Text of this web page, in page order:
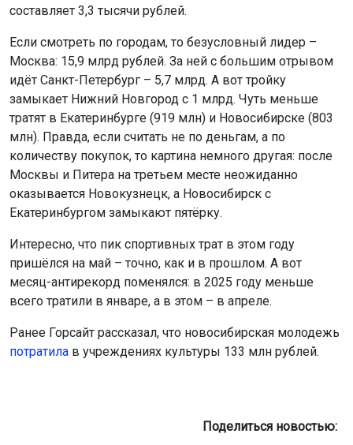
составляет 3,3 тысячи рублей.
Если смотреть по городам, то безусловный лидер –
Москва: 15,9 млрд рублей. За ней с большим отрывом
идёт Санкт-Петербург – 5,7 млрд. А вот тройку
замыкает Нижний Новгород с 1 млрд. Чуть меньше
тратят в Екатеринбурге (919 млн) и Новосибирске (803
млн). Правда, если считать не по деньгам, а по
количеству покупок, то картина немного другая: после
Москвы и Питера на третьем месте неожиданно
оказывается Новокузнецк, а Новосибирск с
Екатеринбургом замыкают пятёрку.
Интересно, что пик спортивных трат в этом году
пришёлся на май – точно, как и в прошлом. А вот
месяц-антирекорд поменялся: в 2025 году меньше
всего тратили в январе, а в этом – в апреле.
Ранее Горсайт рассказал, что новосибирская молодежь
потратила в учреждениях культуры 133 млн рублей.
Поделиться новостью: